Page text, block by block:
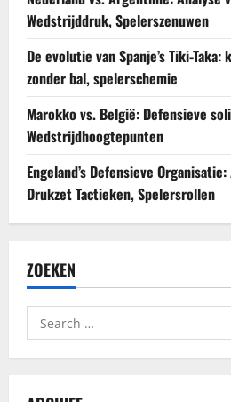
Wedstrijddruk, Spelerszenuwen
De evolutie van Spanje’s Tiki-
zonder bal, spelerschemie
Marokko vs. België: Defensieve
Wedstrijdhoogtepunten
Engeland’s Defensieve
Drukzet Tactieken, Spelersrollen
ZOEKEN
Search
for: